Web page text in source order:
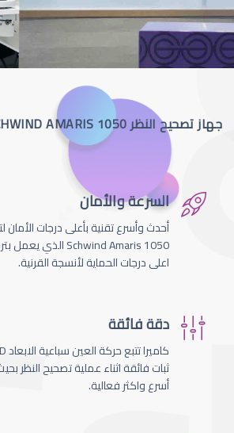
جهاز تصحيح النظر SCHWIND AMARIS 1050
السرعة والأمان
أحدث وأسرع تقنية بأعلى درجات الأمان
اعلى درجات الحماية لأنسجة القرنية.
دقة فائقة
ثبات فائقة اثناء عملية تصحيح النظر
أسرع واكثر فعالية.